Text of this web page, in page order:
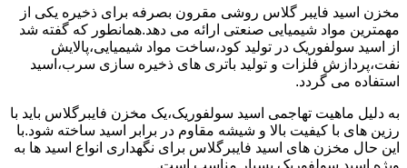
مخزن اسید فایبر گلاس روشی مقرون بصرفه برای ذخیره یکی از
مهمترین مواد شیمیایی صنعتی ارائه می دهد.همانطور که گفته شد
از اسید سولفوریک در تولید کود،ساخت مواد شیمیایی،پالایش
نفت،پردازش فلزات و تولید باتری های ذخیره سازی سرب،اسید
استفاده می گردد.
به دلیل ماهیت تهاجمی اسید سولفوریک،یک مخزن فایبرگلاس باید با
رزین های با کیفیت بالا و شیشه مقاوم در برابر اسید ساخته شود.با
این حال مخزن های اسید فایبرگلاس برای نگهداری انواع اسید ها به
ویژه اسید سولفوریک بسیار مناسب است.